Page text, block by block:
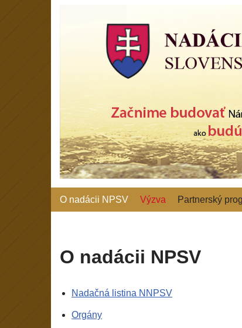
O nadácii NPSV Výzva Partnerský
O nadácii NPSV
Nadačná listina NNPSV
Orgány